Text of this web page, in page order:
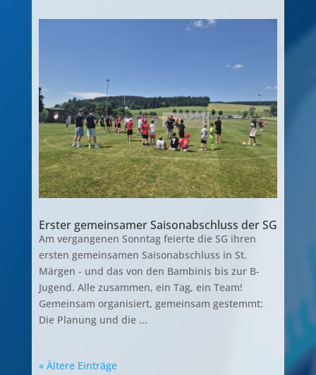
Erster gemeinsamer Saisonabschluss der SG
Am vergangenen Sonntag feierte die SG ihren
ersten gemeinsamen Saisonabschluss in St.
Märgen - und das von den Bambinis bis zur B-
Jugend. Alle zusammen, ein Tag, ein Team!
Gemeinsam organisiert, gemeinsam gestemmt:
Die Planung und die ...
« Ältere Einträge